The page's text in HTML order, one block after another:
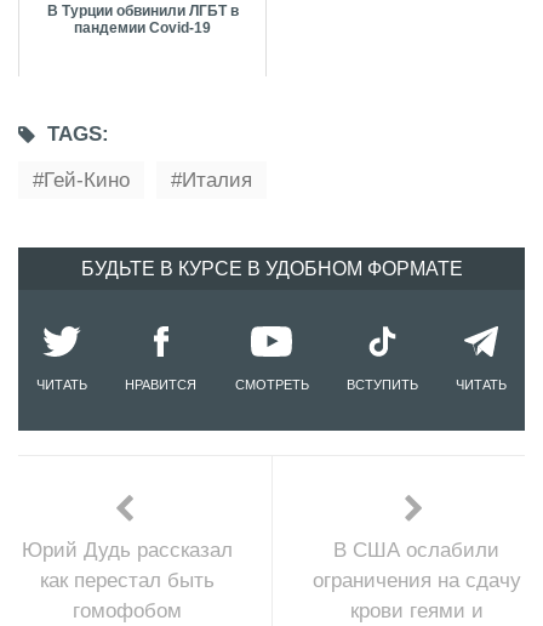
В Турции обвинили ЛГБТ в
пандемии Covid-19
TAGS:
Гей-Кино
Италия
БУДЬТЕ В КУРСЕ В УДОБНОМ ФОРМАТЕ
ЧИТАТЬ НРАВИТСЯ СМОТРЕТЬ ВСТУПИТЬ ЧИТАТЬ
Юрий Дудь рассказал
как перестал быть
гомофобом
В США ослабили
ограничения на сдачу
крови геями и